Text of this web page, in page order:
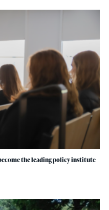
the leading policy institute